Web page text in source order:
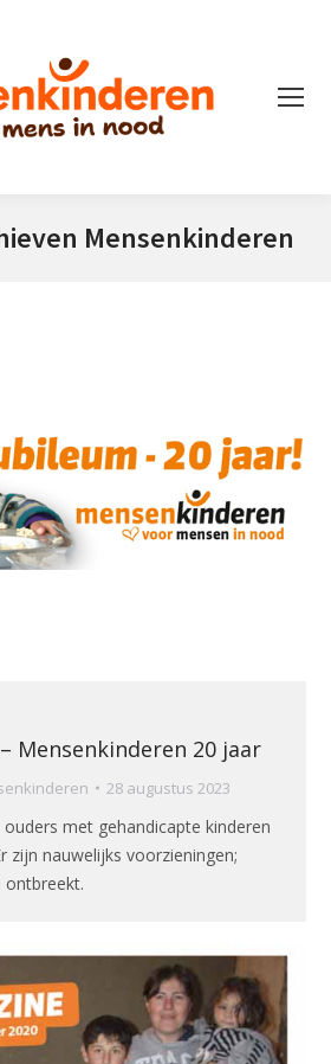
Mensenkinderen
Mensenkinderen 20 jaar
28 augustus 2023
met gehandicapte kinderen
zijn nauwelijks voorzieningen;
ontbreekt.